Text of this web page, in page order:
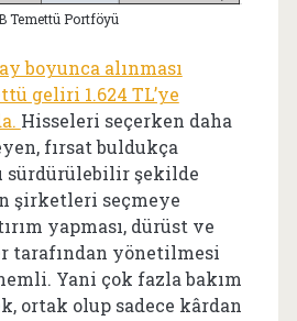
Temettü Portföyü
boyunca alınması
geliri 1.624 TL’ye
Hisseleri seçerken daha
fırsat buldukça
sürdürülebilir şekilde
şirketleri seçmeye
yapması, dürüst ve
tarafından yönetilmesi
Yani çok fazla bakım
ortak olup sadece kârdan